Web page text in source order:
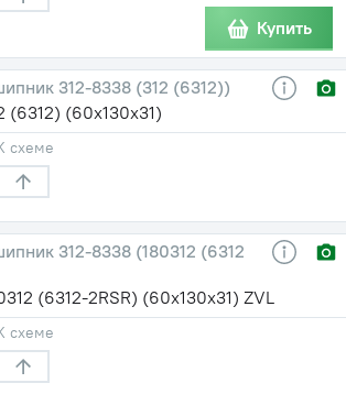
Купить
312-8338 (312 (6312))
(6312) (60х130х31)
схеме
312-8338 (180312 (6312
(6312-2RSR) (60х130х31) ZVL
схеме